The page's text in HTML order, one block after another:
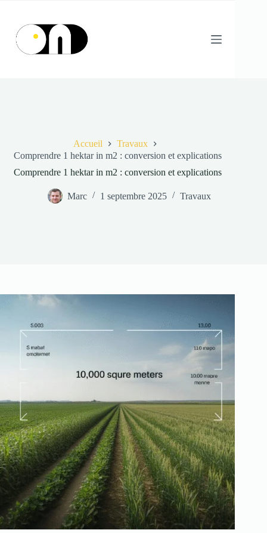
contenu
Accueil
Travaux
Comprendre 1 hektar in m2 : conversion et explications
Comprendre 1 hektar in m2 : conversion et explications
Marc 1 septembre 2025 Travaux